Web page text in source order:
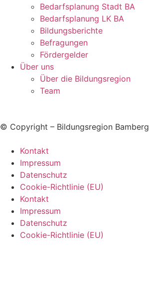
Bedarfsplanung Stadt BA
Bedarfsplanung LK BA
Bildungsberichte
Befragungen
Förder­gelder
Über uns
Über die Bildungsregion
Team
© Copyright – Bildungsregion Bamberg
Kontakt
Impressum
Datenschutz
Cookie-Richtlinie (EU)
Kontakt
Impressum
Datenschutz
Cookie-Richtlinie (EU)